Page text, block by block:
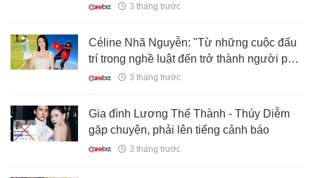
3 tháng trước
Céline Nhã Nguyễn: "Từ những cuộc đấu
trí trong nghề luật đến trở thành người phụ
nữ Việt đầu tiên chinh phục Everest, tất cả
3 tháng trước
Gia đình Lương Thế Thành - Thúy Diễm
gặp chuyện, phải lên tiếng cảnh báo
3 tháng trước